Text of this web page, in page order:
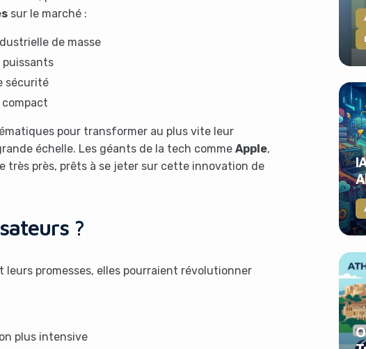
sur le marché :
de masse
puissants
sécurité
pour transformer au plus vite leur
échelle. Les géants de la tech comme Apple,
très près, prêts à se jeter sur cette innovation de
?
promesses, elles pourraient révolutionner
plus intensive
like you're using an ad-
Yes, I will turn off Ad-Blocker No Thanks